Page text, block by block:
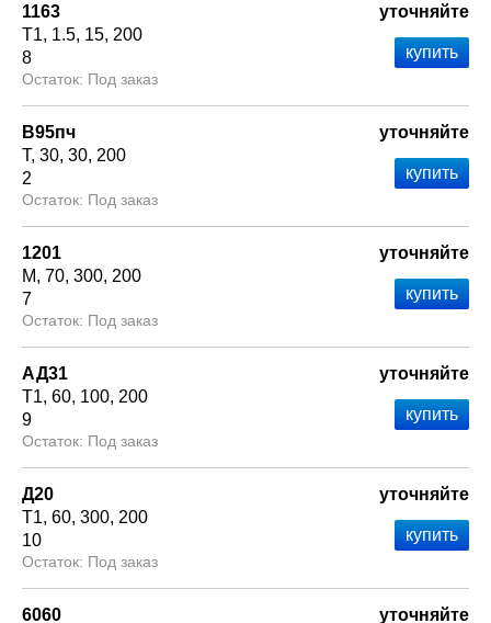
1163
Т1 1.5 15 200
8
Под заказ
уточняйте
В95пч
Т 30 30 200
2
Под заказ
уточняйте
1201
М 70 300 200
7
Под заказ
уточняйте
АД31
Т1 60 100 200
9
Под заказ
уточняйте
Д20
Т1 60 300 200
10
Под заказ
уточняйте
6060 уточняйте